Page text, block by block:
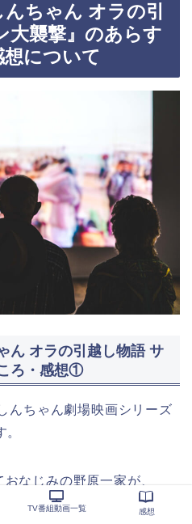
ちゃん オラの引
大襲撃』のあらす
想について
ん オラの引越し物語 サ
ろ・感想①
んちゃん劇場映画シリーズ
なじみの野原一家が、
シコに引っ越しすること
TV番組動画一覧 感想